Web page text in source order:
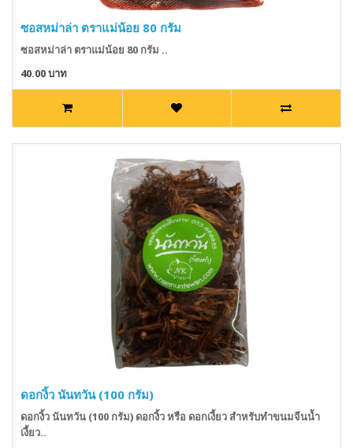
ซอสหม่าล่า ตราแม่น้อย 80 กรัม
ซอสหม่าล่า ตราแม่น้อย 80 กรัม ..
40.00 บาท
ดอกงิ้ว นันทวัน (100 กรัม)
ดอกงิ้ว นันทวัน (100 กรัม) ดอกงิ้ว หรือ ดอกเงี้ยว สำหรับทำขนมจีนน้ำ
เงี้ยว..